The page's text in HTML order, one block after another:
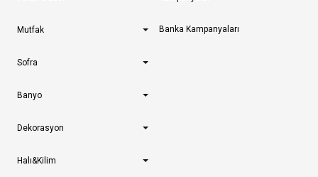
Mutfak
Sofra
Banyo
Dekorasyon
Halı&Kilim
Banka Kampanyaları